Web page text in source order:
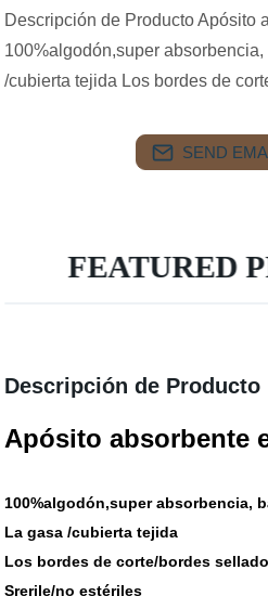
Descripción de Producto Apósito
100%algodón,super
/cubierta tejida Los bordes de
SEND
FEATURED
Descripción de Producto
Apósito absorbente
100%algodón,super absorbencia,
La gasa /cubierta tejida
Los bordes de corte/bordes
Srerile/no estériles